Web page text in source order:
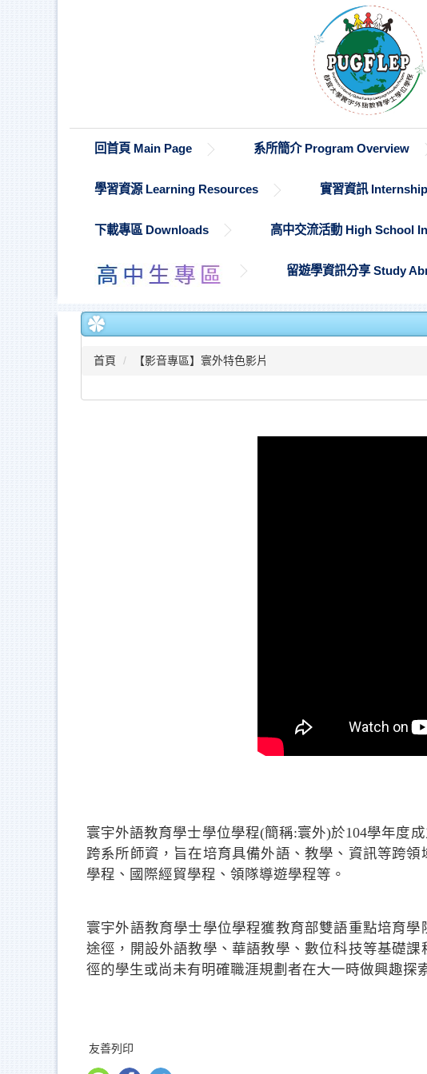
回首頁 Main Page 系所簡介 Program Overview
學習資源 Learning Resources 實習資訊
下載專區 Downloads 高中交流活動 High School
留遊學資訊分享 Study
首頁 【影音專區】寰外特色影片
寰宇外語教育學士學位學程(簡稱:寰外)於104學年度
跨系所師資，旨在培育具備外語、教學、資訊等跨
學程、國際經貿學程、領隊導遊學程等。
寰宇外語教育學士學位學程獲教育部雙語重點培育
途徑，開設外語教學、華語教學、數位科技等基礎
徑的學生或尚未有明確職涯規劃者在大一時做興趣探
友善列印